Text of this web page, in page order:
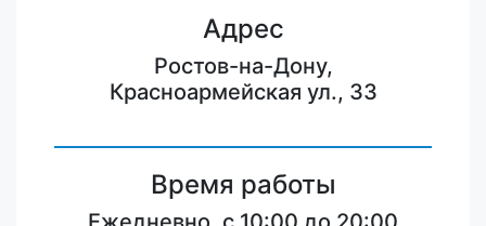
Адрес
Ростов-на-Дону,
Красноармейская ул., 33
Время работы